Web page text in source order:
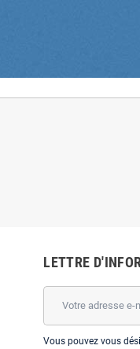
LETTRE
Vous pouvez vous